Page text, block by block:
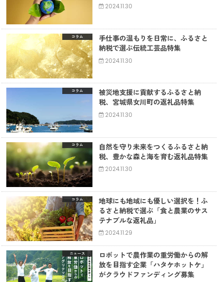
2024.11.30
コラム
手仕事の温もりを日常に、ふるさと
納税で選ぶ伝統工芸品特集
2024.11.30
コラム
被災地支援に貢献するふるさと納
税、宮城県女川町の返礼品特集
2024.11.30
コラム
自然を守り未来をつくるふるさと納
税、豊かな森と海を育む返礼品特集
2024.11.30
コラム
地球にも地域にも優しい選択を！ふ
るさと納税で選ぶ「食と農業のサス
テナブルな返礼品」
2024.11.29
ニュース
ロボットで農作業の重労働からの解
放を目指す企業「ハタケホットケ」
がクラウドファンディング募集